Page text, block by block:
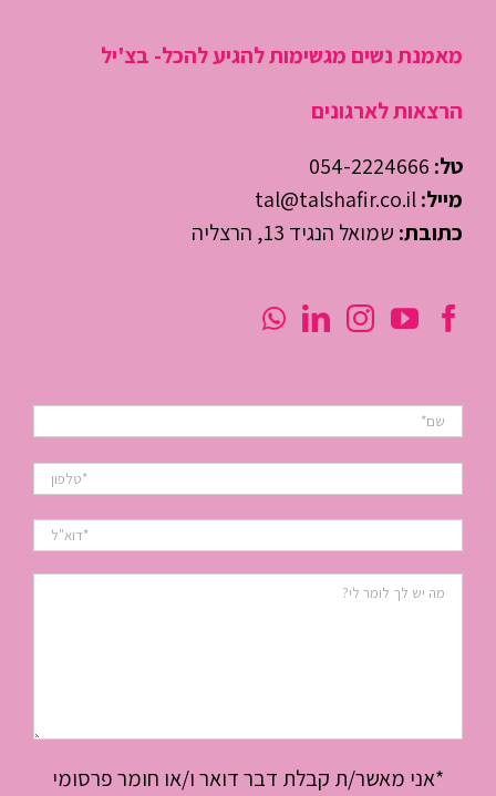
מאמנת נשים מגשימות להגיע להכל- בצ'יל
הרצאות לארגונים
טל: 054-2224666
מייל:tal@talshafir.co.il
כתובת: שמואל הנגיד 13, הרצליה
*אני מאשר/ת קבלת דבר דואר ו/או חומר פרסומי